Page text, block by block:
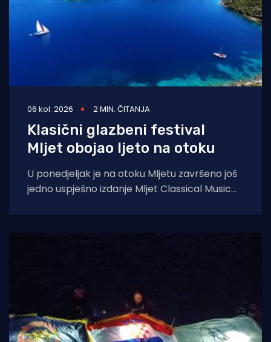
06 kol. 2026 2 MIN. ČITANJA
Klasični glazbeni festival
Mljet obojao ljeto na otoku
U ponedjeljak je na otoku Mljetu završeno još
jedno uspješno izdanje Mljet Classical Music